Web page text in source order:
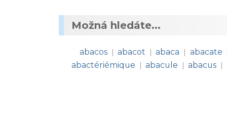
Možná hledáte...
abacos | abacot | abaca | abacate
abactériémique | abacule | abacus |